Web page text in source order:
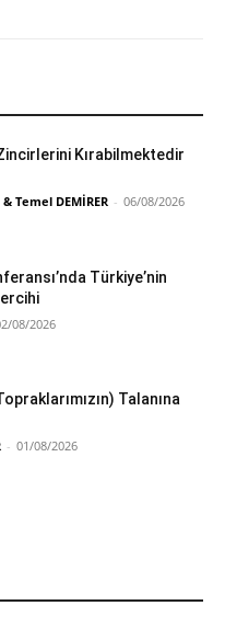
Kırabilmektedir
Temel DEMİRER - 06/08/2026
Türkiye’nin
08/2026
Talanına
- 01/08/2026